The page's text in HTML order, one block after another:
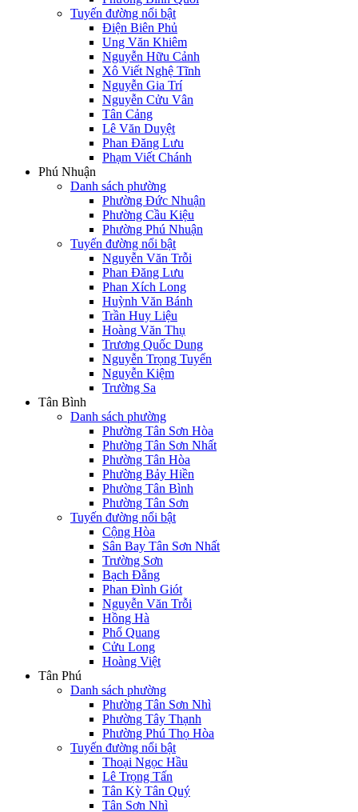
Tuyến đường nổi bật
Điện Biên Phủ
Ung Văn Khiêm
Nguyễn Hữu Cảnh
Xô Viết Nghệ Tĩnh
Nguyễn Gia Trí
Nguyễn Cửu Vân
Tân Cảng
Lê Văn Duyệt
Phan Đăng Lưu
Phạm Viết Chánh
Phú Nhuận
Danh sách phường
Phường Đức Nhuận
Phường Cầu Kiệu
Phường Phú Nhuận
Tuyến đường nổi bật
Nguyễn Văn Trỗi
Phan Đăng Lưu
Phan Xích Long
Huỳnh Văn Bánh
Trần Huy Liệu
Hoàng Văn Thụ
Trương Quốc Dung
Nguyễn Trọng Tuyển
Nguyễn Kiệm
Trường Sa
Tân Bình
Danh sách phường
Phường Tân Sơn Hòa
Phường Tân Sơn Nhất
Phường Tân Hòa
Phường Bảy Hiền
Phường Tân Bình
Phường Tân Sơn
Tuyến đường nổi bật
Cộng Hòa
Sân Bay Tân Sơn Nhất
Trường Sơn
Bạch Đằng
Phan Đình Giót
Nguyễn Văn Trỗi
Hồng Hà
Phổ Quang
Cửu Long
Hoàng Việt
Tân Phú
Danh sách phường
Phường Tân Sơn Nhì
Phường Tây Thạnh
Phường Phú Thọ Hòa
Tuyến đường nổi bật
Thoại Ngọc Hầu
Lê Trọng Tấn
Tân Kỳ Tân Quý
Tân Sơn Nhì